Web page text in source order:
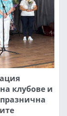
клубове и